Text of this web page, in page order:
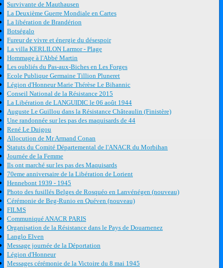
Survivante de Mauthausen
La Deuxième Guerre Mondiale en Cartes
La libération de Brandérion
Botségalo
Fureur de vivre et énergie du désespoir
La villa KERLILON Larmor - Plage
Hommage à l'Abbé Martin
Les oubliés du Pas-aux-Biches en Les Forges
Ecole Publique Germaine Tillion Pluneret
Légion d'Honneur Marie Thérèse Le Bihannic
Conseil National de la Résistance 2015
La Libération de LANGUIDIC le 06 août 1944
Auguste Le Guillou dans la Résistance Châteaulin (Finistère)
Une randonnée sur les pas des maquisards de 44
René Le Duigou
Allocution de Mr Armand Conan
Statuts du Comité Départemental de l'ANACR du Morbihan
Journée de la Femme
Ils ont marché sur les pas des Maquisards
70eme anniversaire de la Libération de Lorient
Hennebont 1939 - 1945
Photo des fusillés Belges de Rosquéo en Lanvénégen (nouveau)
Cérémonie de Beg-Runio en Quéven (nouveau)
FILMS
Communiqué ANACR PARIS
Organisation de la Résistance dans le Pays de Douarnenez
Langlo Elven
Message journée de la Déportation
Légion d'Honneur
Messages cérémonie de la Victoire du 8 mai 1945